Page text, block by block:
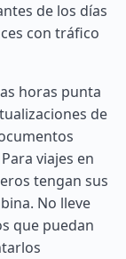
de los días
con tráfico
horas punta
de
viajes en
tengan sus
No lleve
que puedan